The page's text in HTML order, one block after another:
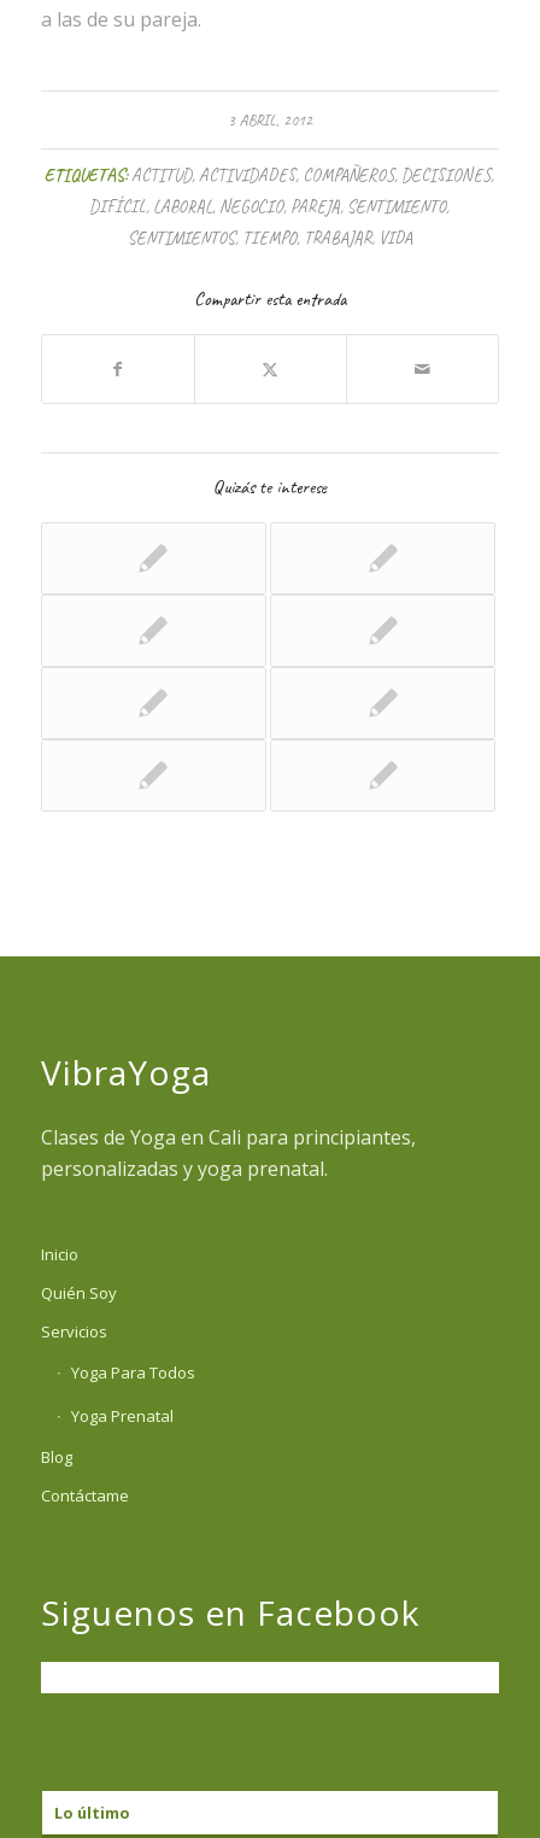
a las de su pareja.
3 ABRIL, 2012
ETIQUETAS:ACTITUD,ACTIVIDADES, COMPAÑEROS, DECISIONES,
DIFÍCIL, LABORAL, NEGOCIO, PAREJA, SENTIMIENTO,
SENTIMIENTOS, TIEMPO, TRABAJAR, VIDA
Compartir esta entrada
Quizás te interese
VibraYoga
Clases de Yoga en Cali para principiantes,
personalizadas y yoga prenatal.
Inicio
Quién Soy
Servicios
Yoga Para Todos
Yoga Prenatal
Blog
Contáctame
Siguenos en Facebook
Lo último